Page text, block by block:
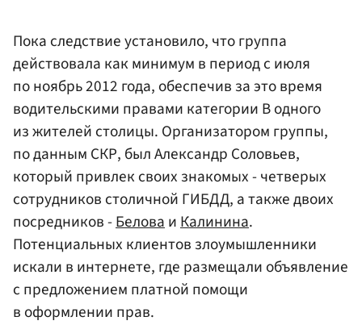
Пока следствие установило, что группа
действовала как минимум в период с июля
по ноябрь 2012 года, обеспечив за это время
водительскими правами категории В одного
из жителей столицы. Организатором группы,
по данным СКР, был Александр Соловьев,
который привлек своих знакомых - четверых
сотрудников столичной ГИБДД, а также двоих
посредников -БеловаиКалинина.
Потенциальных клиентов злоумышленники
искали в интернете, где размещали объявление
с предложением платной помощи
в оформлении прав.